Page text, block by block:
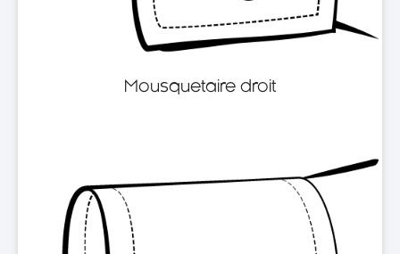
Mousquetaire droit